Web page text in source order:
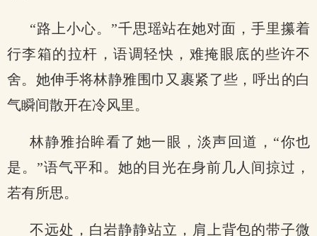
“路上小心。”千思瑶站在她对面，手里攥着
行李箱的拉杆，语调轻快，难掩眼底的些许不
舍。她伸手将林静雅围巾又裹紧了些，呼出的白
气瞬间散开在冷风里。
林静雅抬眸看了她一眼，淡声回道，“你也
是。”语气平和。她的目光在身前几人间掠过，
若有所思。
不远处，白岩静静站立，肩上背包的带子微